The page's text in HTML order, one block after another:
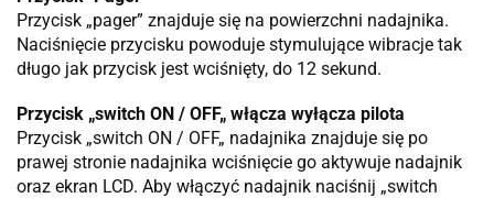
Przycisk „pager” znajduje się na powierzchni nadajnika.
Naciśnięcie przycisku powoduje stymulujące wibracje tak
długo jak przycisk jest wciśnięty, do 12 sekund.
Przycisk „switch ON / OFF„ włącza wyłącza pilota
Przycisk „switch ON / OFF„ nadajnika znajduje się po
prawej stronie nadajnika wciśnięcie go aktywuje nadajnik
oraz ekran LCD. Aby włączyć nadajnik naciśnij „switch